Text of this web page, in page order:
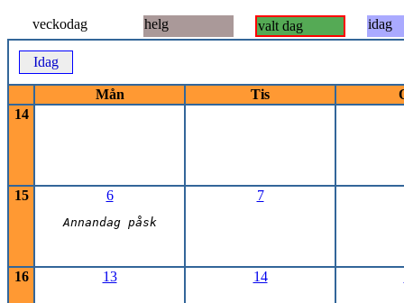
veckodag helg valt dag idag
Idag
Mån Tis
14
15 6
Annandag påsk
7
16 13 14